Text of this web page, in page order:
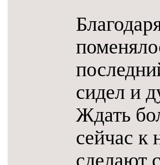
сидел и
Ждать
сейчас к
сделают